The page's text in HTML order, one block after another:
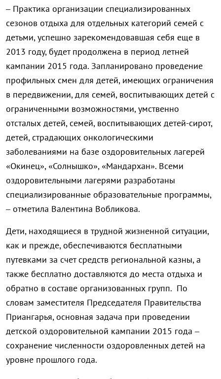
– Практика организации специализированных
сезонов отдыха для отдельных категорий семей с
детьми, успешно зарекомендовавшая себя еще в
2013 году, будет продолжена в период летней
кампании 2015 года. Запланировано проведение
профильных смен для детей, имеющих ограничения
в передвижении, для семей, воспитывающих детей с
ограниченными возможностями, умственно
отсталых детей, семей, воспитывающих детей-сирот,
детей, страдающих онкологическими
заболеваниями на базе оздоровительных лагерей
«Окинец», «Солнышко», «Мандархан». Всеми
оздоровительными лагерями разработаны
специализированные образовательные программы,
– отметила Валентина Вобликова.
Дети, находящиеся в трудной жизненной ситуации,
как и прежде, обеспечиваются бесплатными
путевками за счет средств региональной казны, а
также бесплатно доставляются до места отдыха и
обратно в составе организованных групп. По
словам заместителя Председателя Правительства
Приангарья, основная задача при проведении
детской оздоровительной кампании 2015 года –
сохранение численности оздоровленных детей на
уровне прошлого года.